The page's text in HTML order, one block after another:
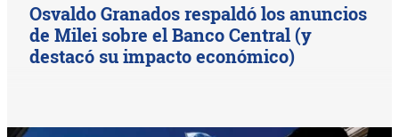
Osvaldo Granados respaldó los anuncios
de Milei sobre el Banco Central (y
destacó su impacto económico)